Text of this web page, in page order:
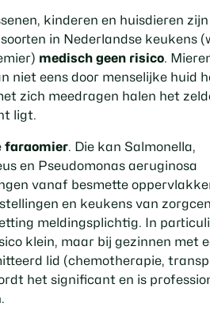
kinderen en huisdieren
in Nederlandse keukens
medisch geen risico.
niet eens door menselijke huid
zich meedragen halen het
ligt.
faraomier. Die kan Salmonella,
en Pseudomonas aeruginosa
vanaf besmette
en keukens van
meldingsplichtig. In
klein, maar bij gezinnen met
lid (chemotherapie,
het significant en is